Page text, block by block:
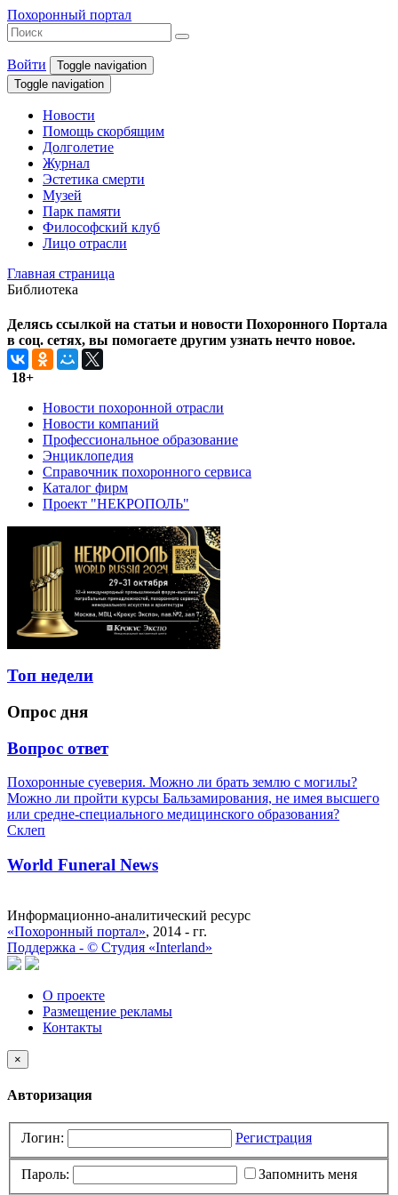
Похоронный портал
Войти
Toggle navigation
Toggle navigation
Новости
Помощь скорбящим
Долголетие
Журнал
Эстетика смерти
Музей
Парк памяти
Философский клуб
Лицо отрасли
Главная страница
Библиотека
Делясь ссылкой на статьи и новости Похоронного Портала
в соц. сетях, вы помогаете другим узнать нечто новое.
18+
Новости похоронной отрасли
Новости компаний
Профессиональное образование
Энциклопедия
Справочник похоронного сервиса
Каталог фирм
Проект "НЕКРОПОЛЬ"
Топ недели
Опрос дня
Вопрос ответ
Похоронные суеверия. Можно ли брать землю с могилы?
Можно ли пройти курсы Бальзамирования, не имея высшего
или средне-специального медицинского образования?
Склеп
World Funeral News
Информационно-аналитический ресурс
«Похоронный портал», 2014 - гг.
Поддержка - © Cтудия «Interland»
О проекте
Размещение рекламы
Контакты
×
Авторизация
Логин: Регистрация
Пароль: Запомнить меня